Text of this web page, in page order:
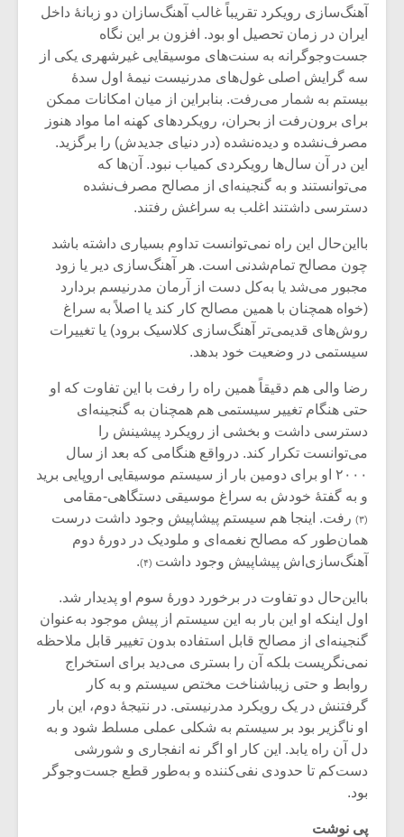
آهنگ‌سازی رویکرد تقریباً غالب آهنگ‌سازان دو زبانۀ داخل
ایران در زمان تحصیل او بود. افزون بر این نگاه
جست‌وجوگرانه به سنت‌های موسیقایی غیرشهری یکی از
سه گرایش اصلی غول‌های مدرنیست نیمۀ اول سدۀ
بیستم به شمار می‌رفت. بنابراین از میان امکانات ممکن
برای برون‌رفت از بحران، رویکردهای کهنه اما مواد هنوز
مصرف‌نشده و دیده‌نشده (در دنیای جدیدش) را برگزید.
این در آن سال‌ها رویکردی کمیاب نبود. آن‌ها که
می‌توانستند و به گنجینه‌ای از مصالح مصرف‌نشده
دسترسی داشتند اغلب به سراغش رفتند.
بااین‌حال این راه نمی‌توانست تداوم بسیاری داشته باشد
چون مصالح تمام‌شدنی است. هر آهنگ‌سازی دیر یا زود
مجبور می‌شد یا به‌کل دست از آرمان مدرنیسم بردارد
(خواه همچنان با همین مصالح کار کند یا اصلاً به سراغ
روش‌های قدیمی‌تر آهنگ‌سازی کلاسیک برود) یا تغییرات
سیستمی در وضعیت خود بدهد.
رضا والی هم دقیقاً همین راه را رفت با این تفاوت که او
حتی هنگام تغییر سیستمی هم همچنان به گنجینه‌ای
دسترسی داشت و بخشی از رویکرد پیشینش را
می‌توانست تکرار کند. درواقع هنگامی که بعد از سال
۲۰۰۰ او برای دومین بار از سیستم‌ موسیقایی اروپایی برید
و به گفتۀ خودش به سراغ موسیقی دستگاهی-مقامی
(۳)
رفت. اینجا هم سیستم پیشاپیش وجود داشت درست
همان‌طور که مصالح نغمه‌ای و ملودیک در دورۀ دوم
آهنگ‌سازی‌اش پیشاپیش وجود داشت (۴) .
بااین‌حال دو تفاوت در برخورد دورۀ سوم او پدیدار شد.
اول اینکه او این بار به این سیستم از پیش موجود به‌عنوان
گنجینه‌ای از مصالح قابل استفاده بدون تغییر قابل ملاحظه
نمی‌نگریست بلکه آن را بستری می‌دید برای استخراج
روابط و حتی زیباشناخت مختص سیستم و به کار
گرفتنش در یک رویکرد مدرنیستی. در نتیجۀ دوم، این بار
او ناگزیر بود بر سیستم به شکلی عملی مسلط شود و به
دل آن راه یابد. این کار او اگر نه انفجاری و شورشی
دست‌کم تا حدودی نفی‌کننده و به‌طور قطع جست‌وجوگر
بود.
پی نوشت
یادداشتی بر موسیقی
متن فیلم «متری
شیش و نیم»
مشهورترین باشی،
بدنام ترین باش
موسیقی